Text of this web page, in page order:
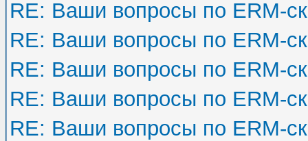
RE: Ваши вопросы по ERM-
RE: Ваши вопросы по ERM-
RE: Ваши вопросы по ERM-
RE: Ваши вопросы по ERM-
RE: Ваши вопросы по ERM-